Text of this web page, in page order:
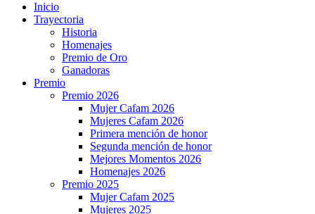
Inicio
Trayectoria
Historia
Homenajes
Premio de Oro
Ganadoras
Premio
Premio 2026
Mujer Cafam 2026
Mujeres Cafam 2026
Primera mención de honor
Segunda mención de honor
Mejores Momentos 2026
Homenajes 2026
Premio 2025
Mujer Cafam 2025
Mujeres 2025